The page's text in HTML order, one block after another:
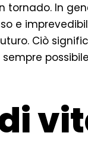
In
e
Ciò